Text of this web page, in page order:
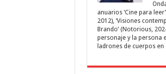
anuarios ‘Cine para
2012), ‘Visiones
Brando’ (Notorious,
personaje y la persona
ladrones de cuerpos